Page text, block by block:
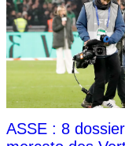
ASSE : 8